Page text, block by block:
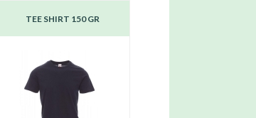
TEE SHIRT 150 GR